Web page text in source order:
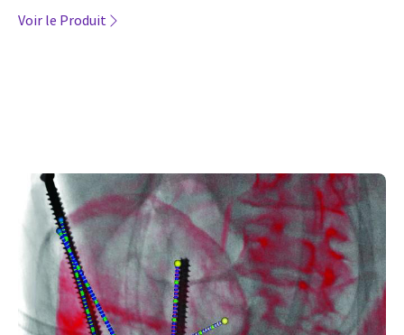
Voir le Produit